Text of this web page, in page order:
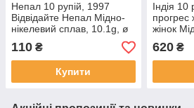
Непал 10 рупій, 1997
Відвідайте Непал Мідно-
нікелевий сплав, 10.1g, ø
25mm №2394
110 ₴
Купити
Індія
прогрес
жінок
сплав,
№2526
620₴